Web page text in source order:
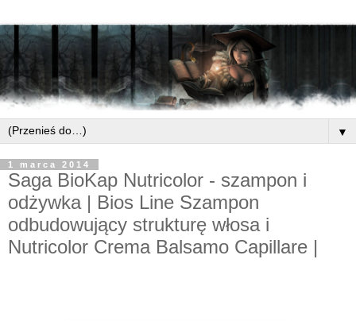
▼
1 marca 2014
Saga BioKap Nutricolor - szampon i
odżywka | Bios Line Szampon
odbudowujący strukturę włosa i
Nutricolor Crema Balsamo Capillare |